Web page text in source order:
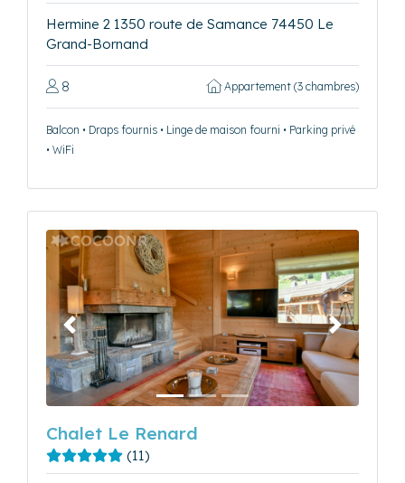
Hermine 2 1350 route de Samance 74450 Le
Grand-Bornand
8 Appartement (3 chambres)
Balcon • Draps fournis • Linge de maison fourni • Parking privé
• WiFi
Précédent Suivant
Chalet Le Renard
(11)